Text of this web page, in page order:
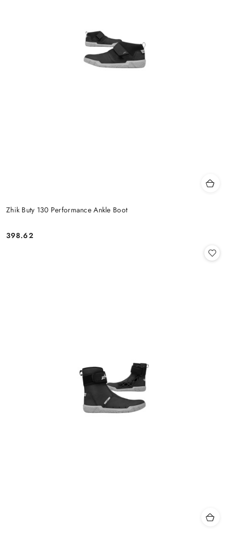
Zhik Buty 130 Performance Ankle Boot
Cena:
398.62